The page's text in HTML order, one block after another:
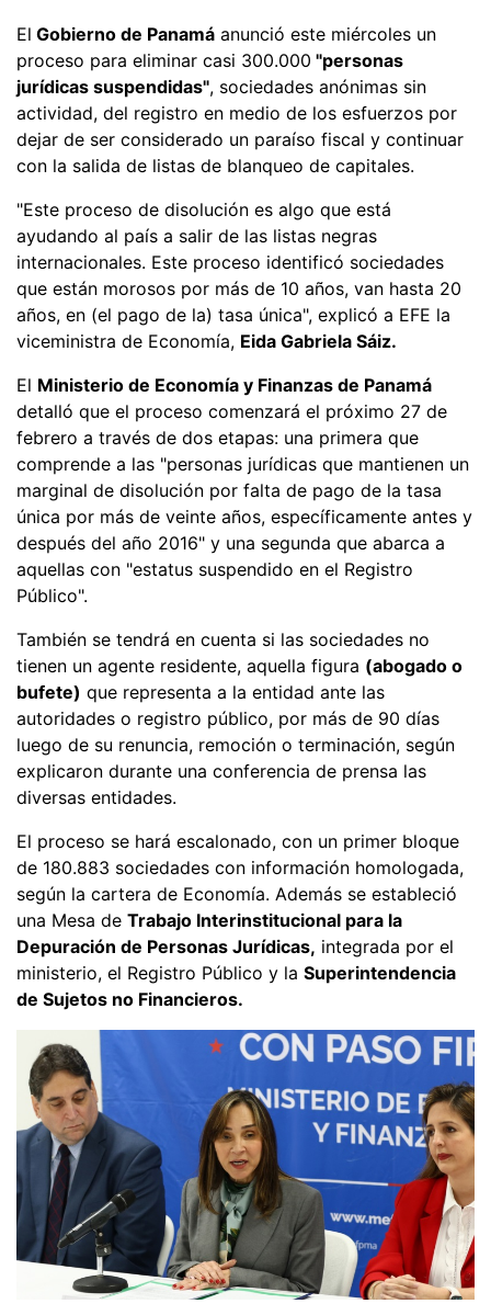
El Gobierno de Panamá anunció este miércoles un
proceso para eliminar casi 300.000 "personas
jurídicas suspendidas", sociedades anónimas sin
actividad, del registro en medio de los esfuerzos por
dejar de ser considerado un paraíso fiscal y continuar
con la salida de listas de blanqueo de capitales.
"Este proceso de disolución es algo que está
ayudando al país a salir de las listas negras
internacionales. Este proceso identificó sociedades
que están morosos por más de 10 años, van hasta 20
años, en (el pago de la) tasa única", explicó a EFE la
viceministra de Economía, Eida Gabriela Sáiz.
El Ministerio de Economía y Finanzas de Panamá
detalló que el proceso comenzará el próximo 27 de
febrero a través de dos etapas: una primera que
comprende a las "personas jurídicas que mantienen un
marginal de disolución por falta de pago de la tasa
única por más de veinte años, específicamente antes y
después del año 2016" y una segunda que abarca a
aquellas con "estatus suspendido en el Registro
Público".
También se tendrá en cuenta si las sociedades no
tienen un agente residente, aquella figura (abogado o
bufete) que representa a la entidad ante las
autoridades o registro público, por más de 90 días
luego de su renuncia, remoción o terminación, según
explicaron durante una conferencia de prensa las
diversas entidades.
El proceso se hará escalonado, con un primer bloque
de 180.883 sociedades con información homologada,
según la cartera de Economía. Además se estableció
una Mesa de Trabajo Interinstitucional para la
Depuración de Personas Jurídicas, integrada por el
ministerio, el Registro Público y la Superintendencia
de Sujetos no Financieros.